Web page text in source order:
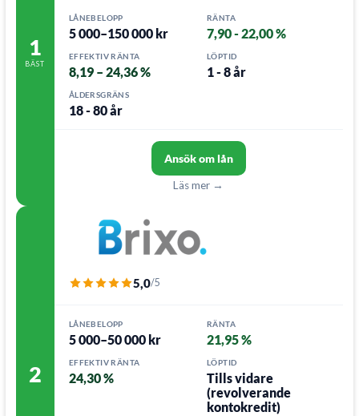
1
BÄST
LÅNEBELOPP
5 000–150 000 kr
RÄNTA
7,90 - 22,00 %
EFFEKTIV RÄNTA
8,19 – 24,36 %
LÖPTID
1 - 8 år
ÅLDERSGRÄNS
18 - 80 år
Ansök om lån
Läs mer →
2
5,0/5
LÅNEBELOPP
5 000–50 000 kr
RÄNTA
21,95 %
EFFEKTIV RÄNTA
24,30 %
LÖPTID
Tills vidare
(revolverande
kontokredit)